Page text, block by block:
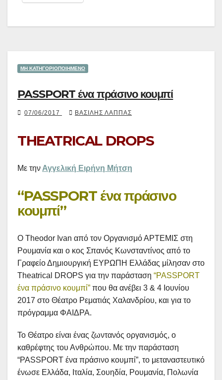
ΜΗ ΚΑΤΗΓΟΡΙΟΠΟΙΗΜΈΝΟ
PASSPORT ένα πράσινο κουμπί
07/06/2017 ΒΑΣΊΛΗΣ ΛΆΠΠΑΣ
THEATRICAL DROPS
Με την Αγγελική Ειρήνη Μήτση
“PASSPORT ένα πράσινο
κουμπί”
Ο Theodor Ivan από τον Οργανισμό ΑΡΤΕΜΙΣ στη
Ρουμανία και ο κος Σπανός Κωνσταντίνος από το
Γραφείο Δημιουργική ΕΥΡΩΠΗ Ελλάδας μίλησαν στο
Theatrical DROPS για την παράσταση “PASSPORT
ένα πράσινο κουμπί” που θα ανέβει 3 & 4 Ιουνίου
2017 στο Θέατρο Ρεματιάς Χαλανδρίου, και για το
πρόγραμμα ΦΑΙΔΡΑ.
Το Θέατρο είναι ένας ζωντανός οργανισμός, ο
καθρέφτης του Ανθρώπου. Με την παράσταση
“PASSPORT ένα πράσινο κουμπί”, το μεταναστευτικό
ένωσε Ελλάδα, Ιταλία, Σουηδία, Ρουμανία, Πολωνία